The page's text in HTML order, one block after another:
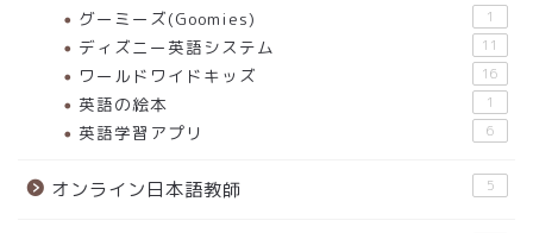
グーミーズ(Goomies) 1
ディズニー英語システム 11
ワールドワイドキッズ 16
英語の絵本 1
英語学習アプリ 6
オンライン日本語教師 5